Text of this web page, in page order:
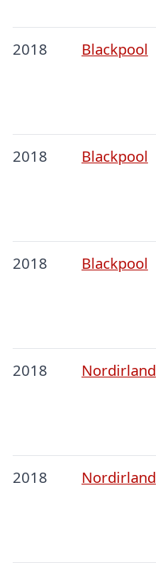
2018 Blackpool
2018 Blackpool
2018 Blackpool
2018 Nordirland
2018 Nordirland